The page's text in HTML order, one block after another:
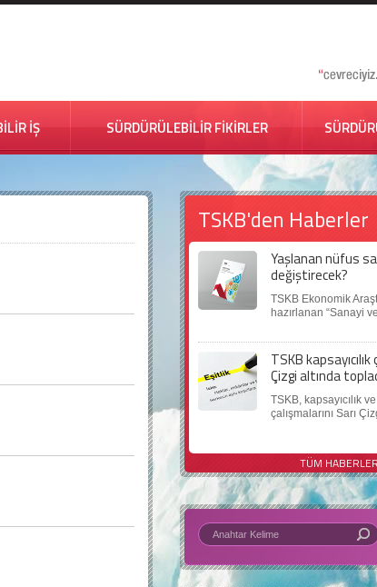
İŞ SÜRDÜRÜLEBİLİR FİKİRLER
TSKB'den Haberler
Yaşlanan nüfus
değiştirecek?
TSKB Ekonomik
hazırlanan “Sanayi
TSKB kapsayıcılık
Çizgi altında
TSKB, kapsayıcılık
çalışmalarını Sarı
TÜM HABERLER